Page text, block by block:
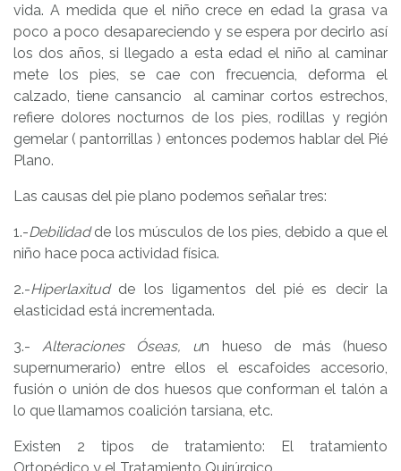
vida. A medida que el niño crece en edad la grasa va
poco a poco desapareciendo y se espera por decirlo así
los dos años, si llegado a esta edad el niño al caminar
mete los pies, se cae con frecuencia, deforma el
calzado, tiene cansancio al caminar cortos estrechos,
refiere dolores nocturnos de los pies, rodillas y región
gemelar ( pantorrillas ) entonces podemos hablar del Pié
Plano.
Las causas del pie plano podemos señalar tres:
1.-Debilidadde los músculos de los pies, debido a que el
niño hace poca actividad física.
2.-Hiperlaxitudde los ligamentos del pié es decir la
elasticidad está incrementada.
3.-Alteraciones Óseas, un hueso de más (hueso
supernumerario) entre ellos el escafoides accesorio,
fusión o unión de dos huesos que conforman el talón a
lo que llamamos coalición tarsiana, etc.
Existen 2 tipos de tratamiento: El tratamiento